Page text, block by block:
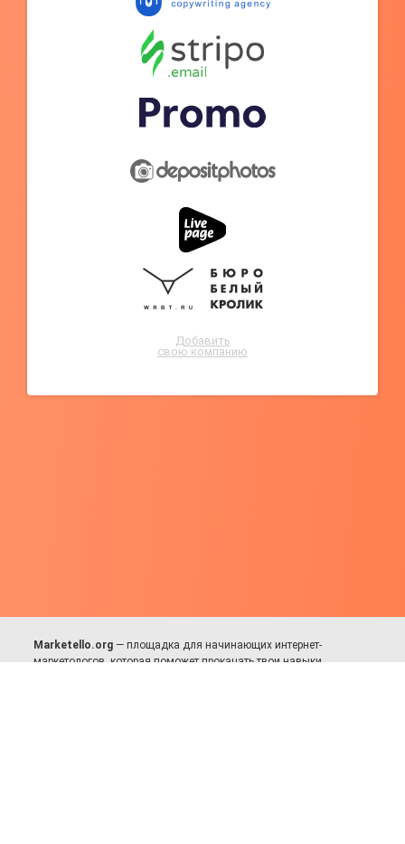
Добавить
свою компанию
Marketello.org — площадка для начинающих интернет-
маркетологов, которая поможет прокачать твои навыки.